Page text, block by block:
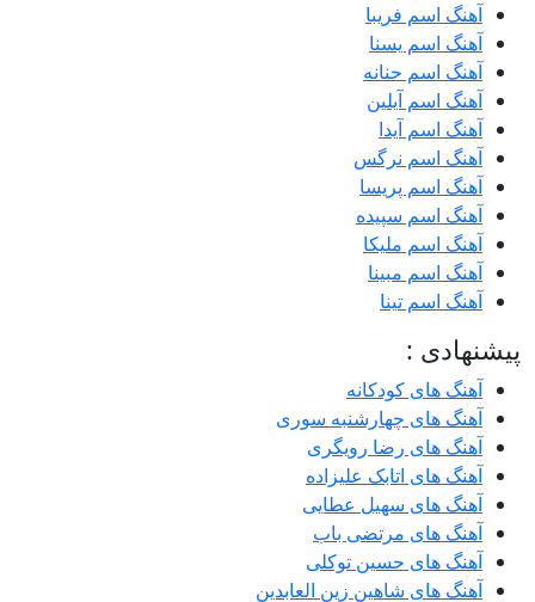
آهنگ اسم فریبا
آهنگ اسم یسنا
آهنگ اسم حنانه
آهنگ اسم آیلین
آهنگ اسم آیدا
آهنگ اسم نرگس
آهنگ اسم پریسا
آهنگ اسم سپیده
آهنگ اسم ملیکا
آهنگ اسم مبینا
آهنگ اسم تینا
پیشنهادی :
آهنگ های کودکانه
آهنگ های چهارشنبه سوری
آهنگ های رضا رویگری
آهنگ های اتابک علیزاده
آهنگ های سهیل عطایی
آهنگ های مرتضی باب
آهنگ های حسین توکلی
آهنگ های شاهین زین العابدین